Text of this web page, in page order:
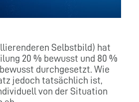
Selbstbild) hat
20 % bewusst und 80 %
durchgesetzt. Wie
jedoch tatsächlich ist,
von der Situation